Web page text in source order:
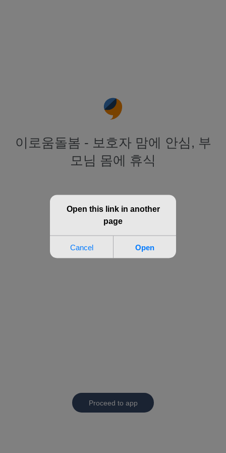
이로움돌봄 - 보호자 맘에 안심, 부
모님 몸에 휴식
Proceed to app